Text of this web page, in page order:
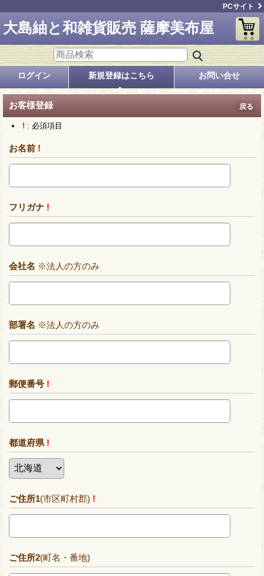
PCサイト
大島紬と和雑貨販売 薩摩美布屋
ログイン 新規登録はこちら お問い合せ
お客様登録 戻る
! : 必須項目
お名前 !
フリガナ !
会社名 ※法人の方のみ
部署名 ※法人の方のみ
郵便番号 !
都道府県 !
ご住所1(市区町村郡) !
ご住所2(町名・番地)